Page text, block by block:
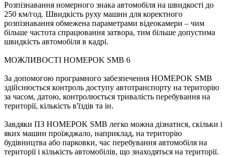
Розпізнавання номерного знака автомобіля на швидкості до
250 км/год. Швидкість руху машин для коректного
розпізнавання обмежена параметрами відеокамери – чим
більше частота спрацювання затвора, тим більше допустима
швидкість автомобіля в кадрі.
МОЖЛИВОСТІ HOMEPOK SMB 6
За допомогою програмного забезпечення HOMEPOK SMB
здійснюється контроль доступу автотранспорту на територію
за часом, датою, контролюється тривалість перебування на
території, кількість в'їздів та ін.
Завдяки ПЗ HOMEPOK SMB легко можна дізнатися, скільки і
яких машин проїжджало, наприклад, на територію
будівництва або парковки, час перебування автомобіля на
території і кількість автомобілів, що знаходяться на території.